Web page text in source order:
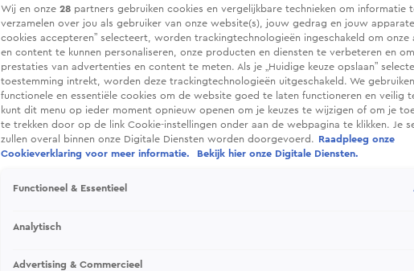
Wij en onze 28 partners gebruiken cookies en vergelijkbare technieken om informatie
verzamelen over jou als gebruiker van onze website(s), jouw gedrag en jouw
cookies accepteren” selecteert, worden trackingtechnologieën ingeschakeld om onze
en content te kunnen personaliseren, onze producten en diensten te verbeteren en
prestaties van advertenties en content te meten. Als je „Huidige keuze opslaan”
toestemming intrekt, worden deze trackingtechnologieën uitgeschakeld. We gebruiken
functionele en essentiële cookies om de website goed te laten functioneren en veilig
kunt dit menu op ieder moment opnieuw openen om je keuzes te wijzigen of om je
te trekken door op de link Cookie-instellingen onder aan de webpagina te klikken. Je
zullen overal binnen onze Digitale Diensten worden doorgevoerd.
Raadpleeg onze
Cookieverklaring voor meer informatie.
Bekijk hier onze Digitale Diensten.
Functioneel & Essentieel
Analytisch
Advertising & Commercieel